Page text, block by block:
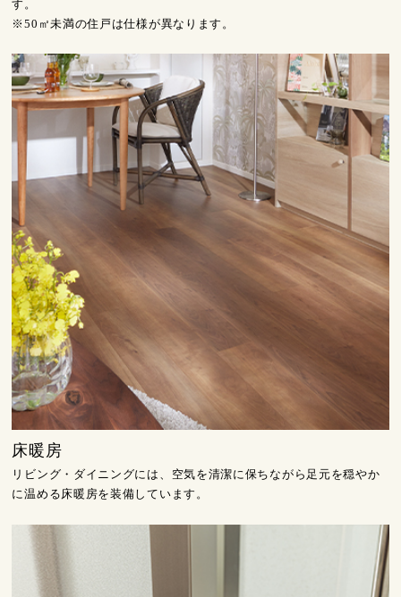
す。
※50㎡未満の住戸は仕様が異なります。
床暖房
リビング・ダイニングには、空気を清潔に保ちながら足元を穏やか
に温める床暖房を装備しています。